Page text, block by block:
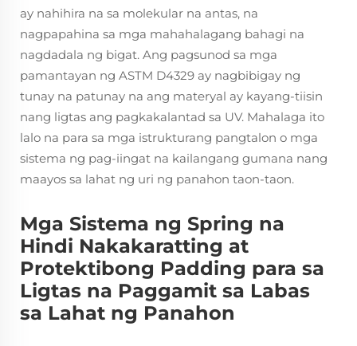
ay nahihira na sa molekular na antas, na
nagpapahina sa mga mahahalagang bahagi na
nagdadala ng bigat. Ang pagsunod sa mga
pamantayan ng ASTM D4329 ay nagbibigay ng
tunay na patunay na ang materyal ay kayang-tiisin
nang ligtas ang pagkakalantad sa UV. Mahalaga ito
lalo na para sa mga istrukturang pangtalon o mga
sistema ng pag-iingat na kailangang gumana nang
maayos sa lahat ng uri ng panahon taon-taon.
Mga Sistema ng Spring na
Hindi Nakakaratting at
Protektibong Padding para sa
Ligtas na Paggamit sa Labas
sa Lahat ng Panahon